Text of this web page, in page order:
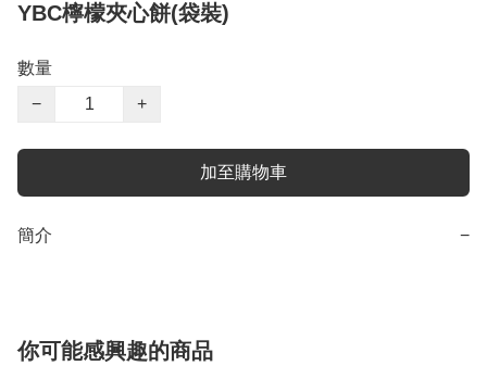
YBC檸檬夾心餅(袋裝)
數量
−
+
加至購物車
簡介 −
你可能感興趣的商品